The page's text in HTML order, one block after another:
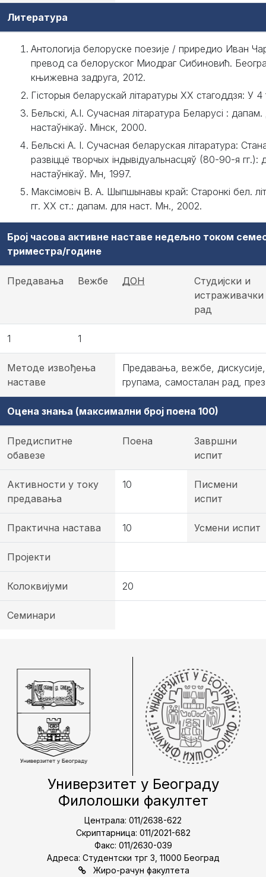
Литература
Антологија белоруске поезије / приредио Иван
превод са белоруског Миодраг Сибиновић.
књижевна задруга, 2012.
Гісторыя беларускай літаратуры XX стагоддзя: У 4
Бельскі, А.І. Сучасная літаратура Беларусі : дапам.
настаўнікаў. Мінск, 2000.
Бельскі А. I. Сучасная беларуская літаратура:
развіццё творчых індывідуальнасцяў (80-90-я гг.):
настаўнікаў. Мн, 1997.
Максімовіч В. А. Шыпшынавы край: Старонкі бел.
гг. XX ст.: дапам. для наст. Мн., 2002.
Број часова активне наставе недељно током
триместра/године
Предавања Вежбе ДОН
Студијски и
истраживачки
рад
1 1
Методе извођења
наставе
Предавања, вежбе,
групама, самосталан рад,
Оцена знања (максимални број поена 100)
Предиспитне
обавезе
Поена
Завршни
испит
Активности у току
предавања
10
Писмени
испит
Практична настава 10 Усмени испит
Пројекти
Колоквијуми 20
Семинари
Универзитет у Београду
Филолошки факултет
Централа: 011/2638-622
Скриптарница: 011/2021-682
Факс: 011/2630-039
Адреса: Студентски трг 3, 11000 Београд
Жиро-рачун факултета